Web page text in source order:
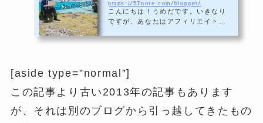
があってるかもよ？
https://57note.com/blogger/
こんにちは！うめだです。いきなり
ですが、あなたはアフィリエイトで
ィリエイトに取り組んで来ました
ら運営しており、ブログを書くのが
好きだという事に関しては自信があ
りました。だからすぐ稼げるように
ってみたり情報商材も買った事があ
[aside type=”normal”]
この記事より古い2013年の記事もあります
が、それは別のブログから引っ越してきたもの